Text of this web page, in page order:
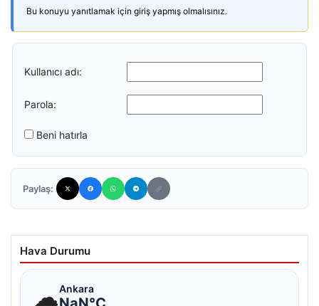
Bu konuyu yanıtlamak için giriş yapmış olmalısınız.
Kullanıcı adı:
Parola:
Beni hatırla
Paylaş:
Hava Durumu
☁Ankara